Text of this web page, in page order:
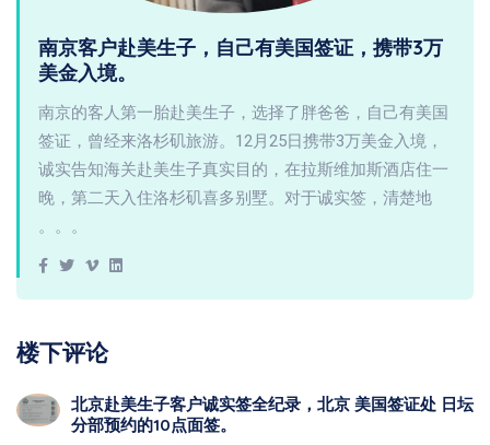
南京客户赴美生子，自己有美国签证，携带3万
美金入境。
南京的客人第一胎赴美生子，选择了胖爸爸，自己有美国
签证，曾经来洛杉矶旅游。12月25日携带3万美金入境，
诚实告知海关赴美生子真实目的，在拉斯维加斯酒店住一
晚，第二天入住洛杉矶喜多别墅。对于诚实签，清楚地
。。。
楼下评论
北京赴美生子客户诚实签全纪录，北京 美国签证处 日坛
分部预约的10点面签。